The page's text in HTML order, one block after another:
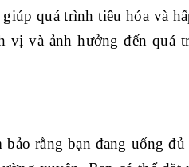
quá trình tiêu hóa và
vị và ảnh hưởng đến quá
rằng bạn đang uống